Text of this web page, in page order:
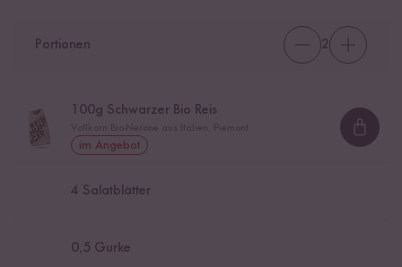
Portionen 2
100g Schwarzer Bio Reis
im Angebot
4 Salatblätter
0,5 Gurke